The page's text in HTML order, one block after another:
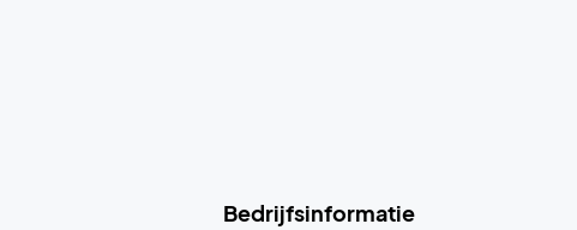
Bedrijfsinformatie